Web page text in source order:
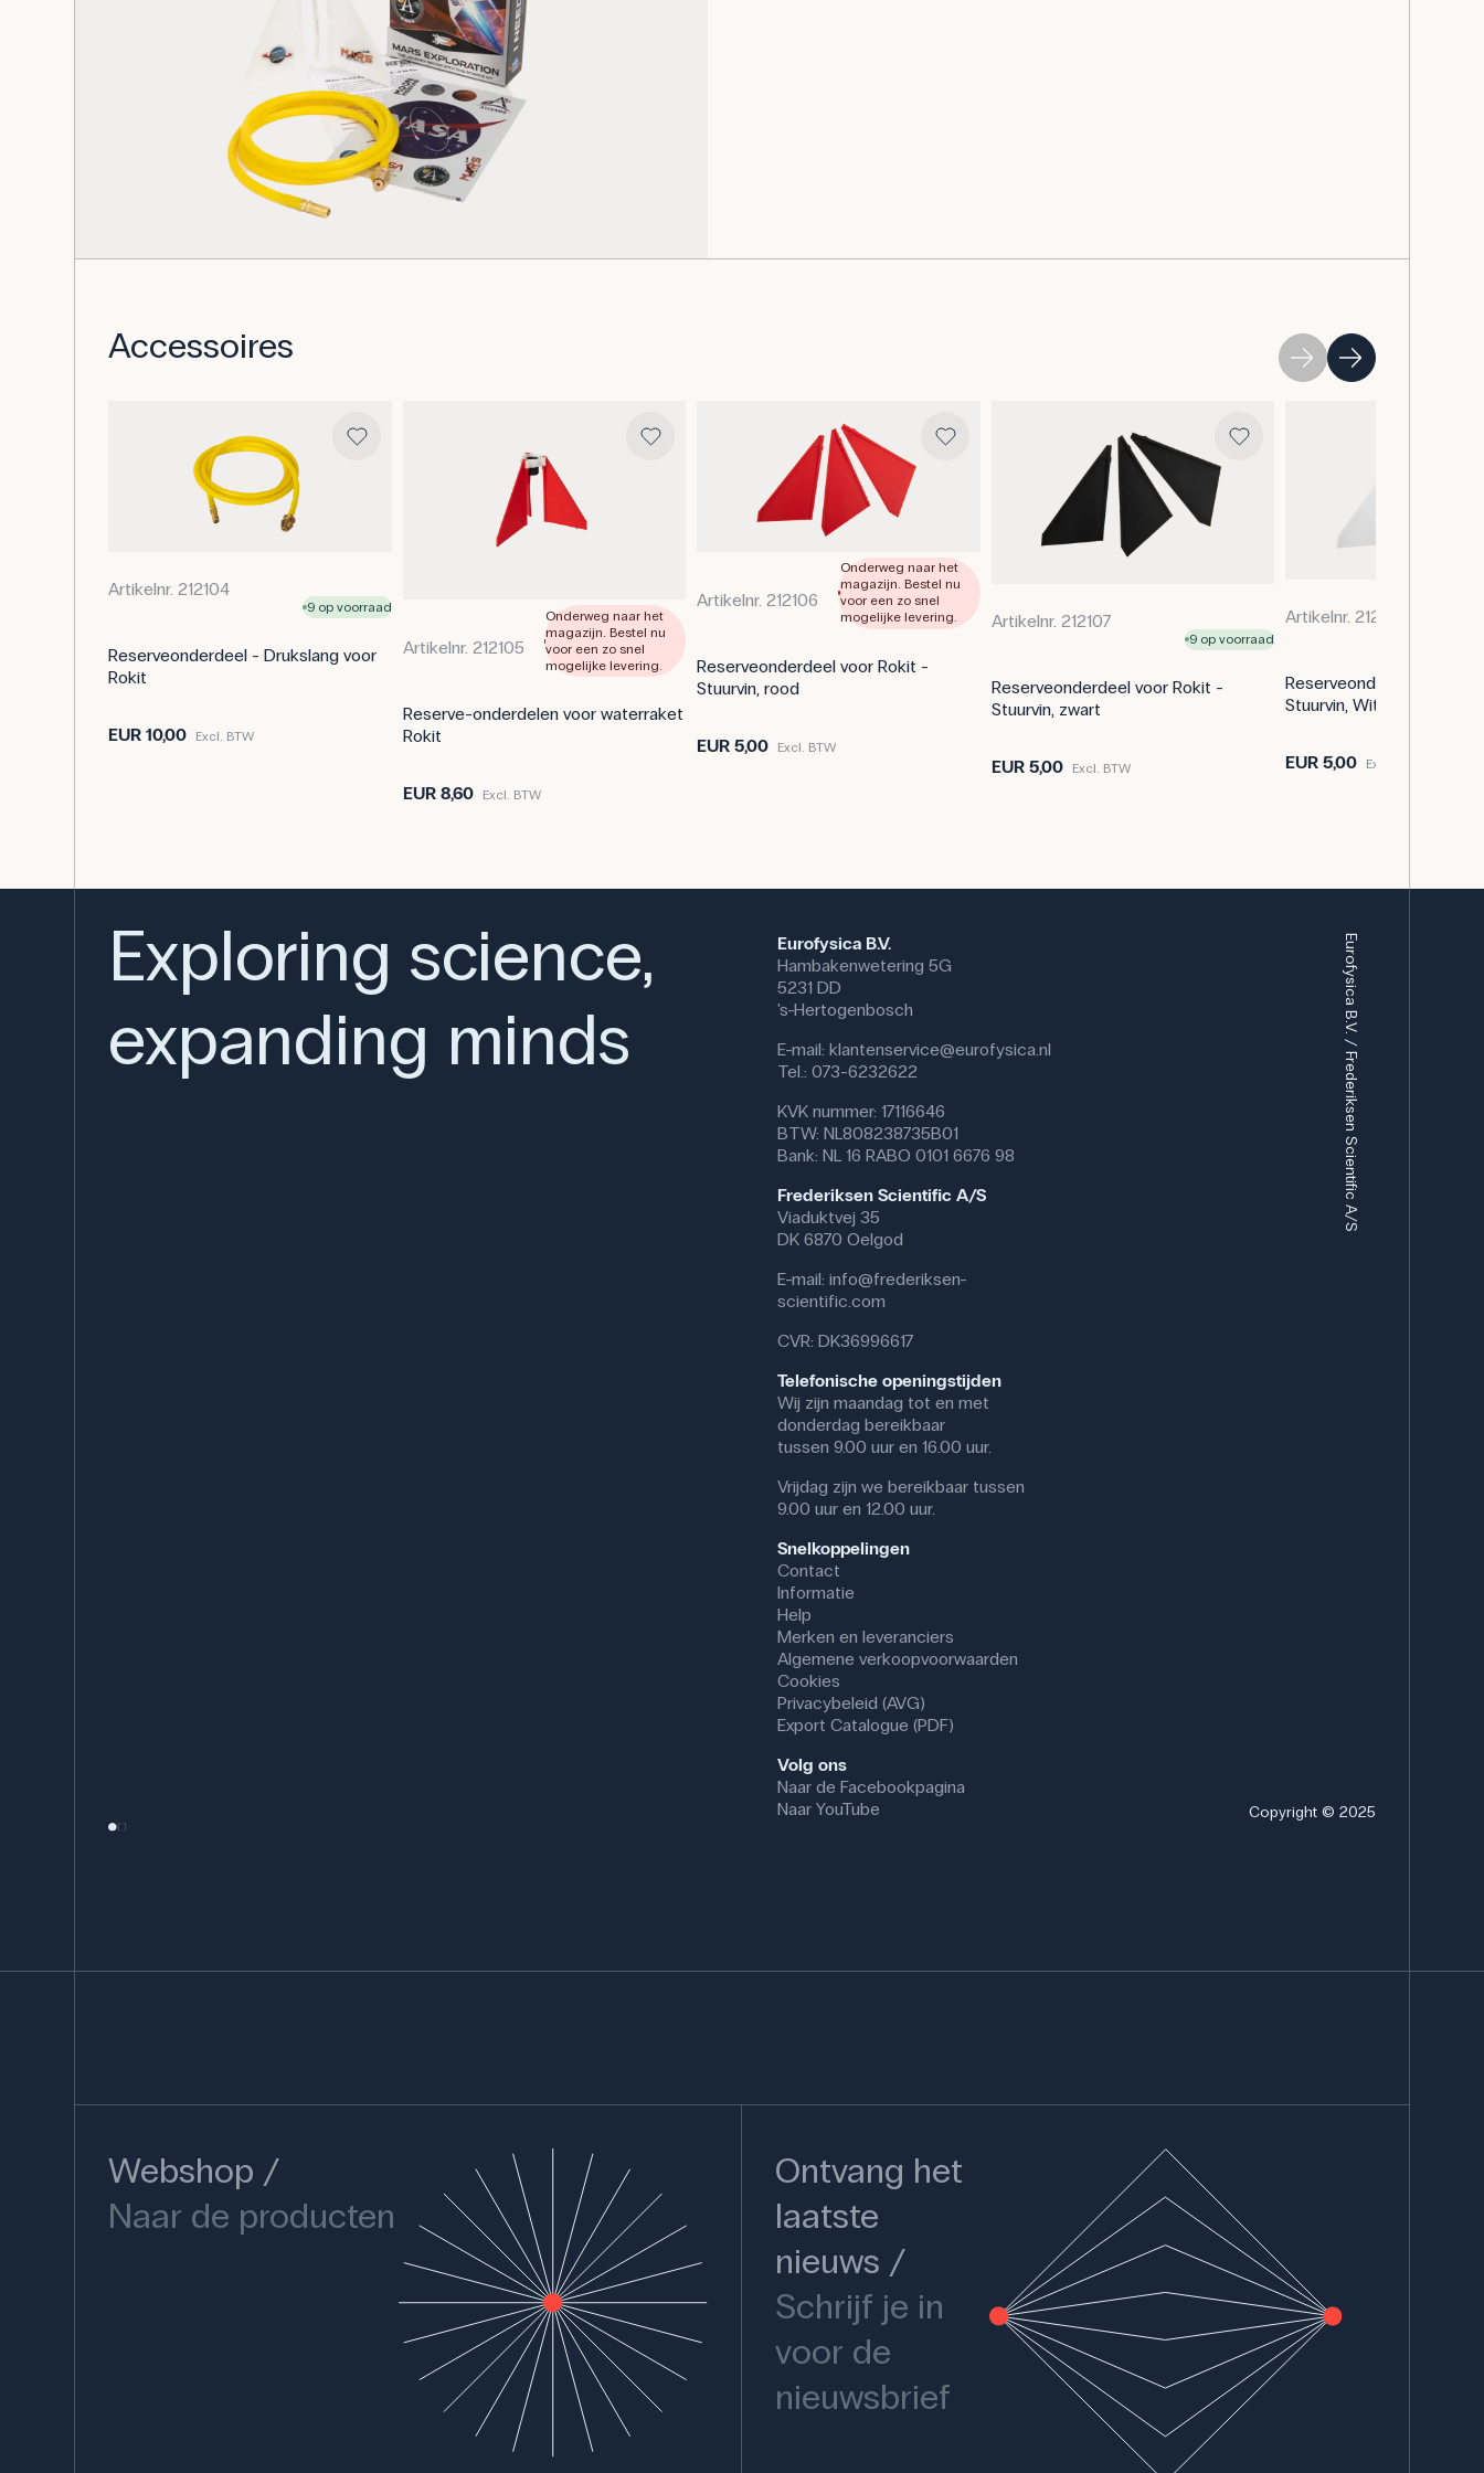
Accessoires
Artikelnr. 212104
9 op voorraad
Reserveonderdeel - Drukslang voor
Rokit
EUR 10,00 Excl. BTW
Artikelnr. 212105
Onderweg naar het
magazijn. Bestel nu
voor een zo snel
mogelijke levering.
Reserve-onderdelen voor waterraket
Rokit
EUR 8,60 Excl. BTW
Artikelnr. 212106
Onderweg naar het
magazijn. Bestel nu
voor een zo snel
mogelijke levering.
Reserveonderdeel voor Rokit -
Stuurvin, rood
EUR 5,00 Excl. BTW
Artikelnr. 212107
9 op voorraad
Reserveonderdeel voor Rokit -
Stuurvin, zwart
EUR 5,00 Excl. BTW
Artikelnr. 212108
Reserveonderdeel voor
Stuurvin, Wit
EUR 5,00 Excl. BTW
Exploring science,
expanding minds
Eurofysica B.V.
Hambakenwetering 5G
5231 DD
's-Hertogenbosch
E-mail: klantenservice@eurofysica.nl
Tel.: 073-6232622
KVK nummer: 17116646
BTW: NL808238735B01
Bank: NL 16 RABO 0101 6676 98
Frederiksen Scientific A/S
Viaduktvej 35
DK 6870 Oelgod
E-mail: info@frederiksen-
scientific.com
CVR: DK36996617
Telefonische openingstijden
Wij zijn maandag tot en met
donderdag bereikbaar
tussen 9.00 uur en 16.00 uur.
Vrijdag zijn we bereikbaar tussen
9.00 uur en 12.00 uur.
Snelkoppelingen
Contact
Informatie
Help
Merken en leveranciers
Algemene verkoopvoorwaarden
Cookies
Privacybeleid (AVG)
Export Catalogue (PDF)
Volg ons
Naar de Facebookpagina
Naar YouTube
Eurofysica B.V. / Frederiksen Scientific A/S
Copyright © 2025
Webshop
Naar de producten
Ontvang het
laatste
nieuws
Schrijf je in
voor de
nieuwsbrief